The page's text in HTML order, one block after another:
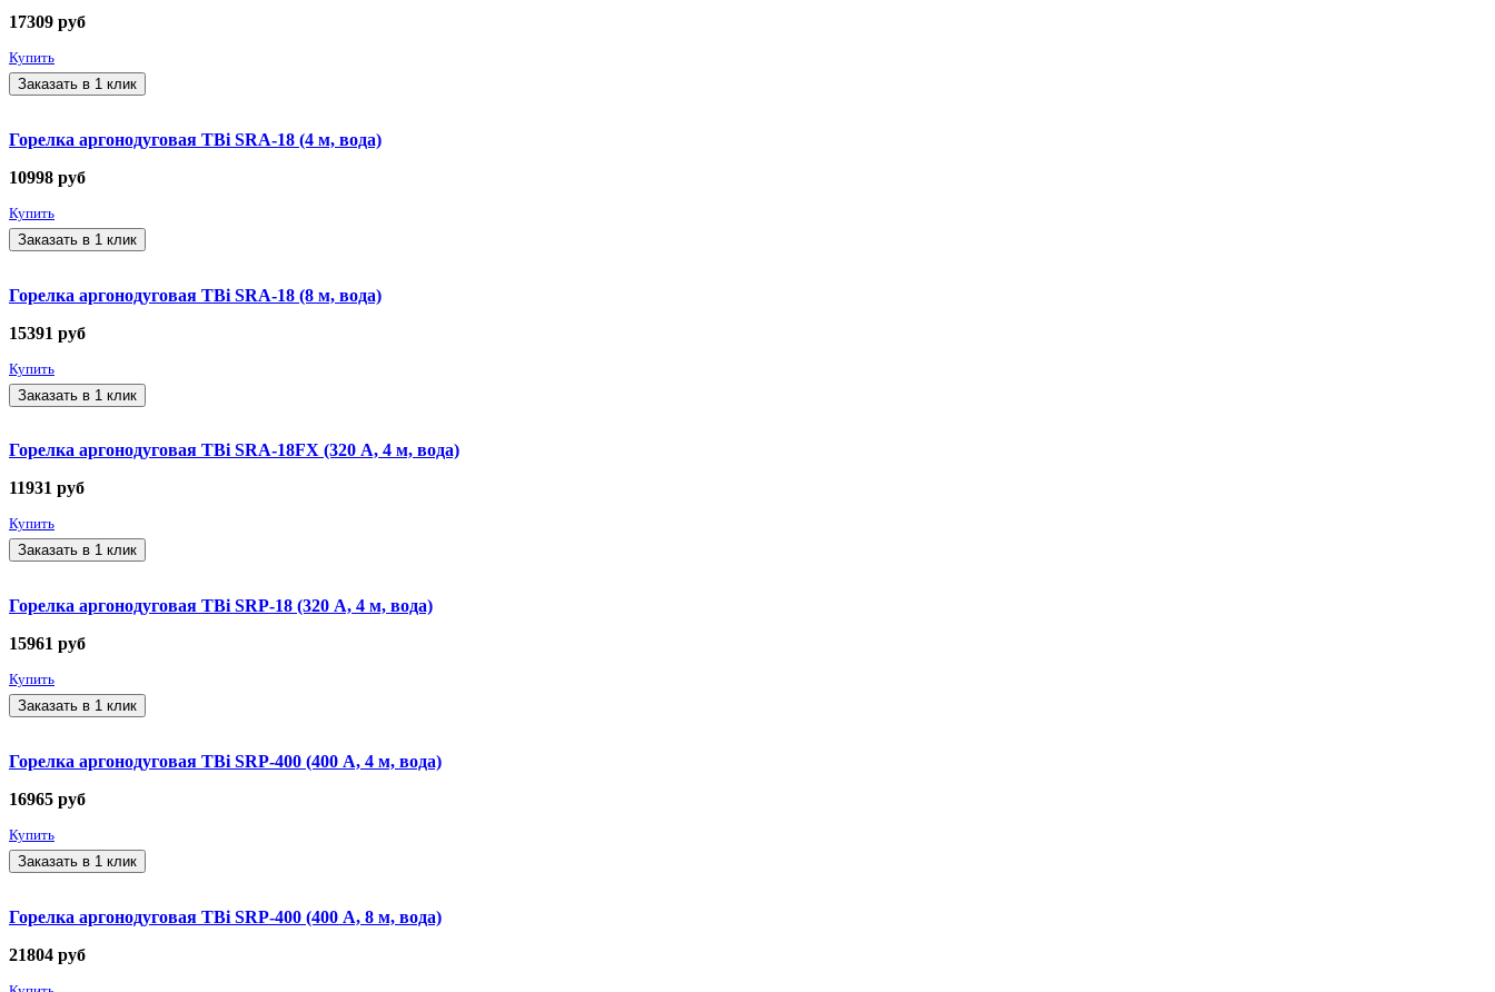
17309 руб
Купить
Заказать в 1 клик
Горелка аргонодуговая TBi SRA-18 (4 м, вода)
10998 руб
Купить
Заказать в 1 клик
Горелка аргонодуговая TBi SRA-18 (8 м, вода)
15391 руб
Купить
Заказать в 1 клик
Горелка аргонодуговая TBi SRA-18FX (320 А, 4 м, вода)
11931 руб
Купить
Заказать в 1 клик
Горелка аргонодуговая TBi SRP-18 (320 А, 4 м, вода)
15961 руб
Купить
Заказать в 1 клик
Горелка аргонодуговая TBi SRP-400 (400 А, 4 м, вода)
16965 руб
Купить
Заказать в 1 клик
Горелка аргонодуговая TBi SRP-400 (400 А, 8 м, вода)
21804 руб